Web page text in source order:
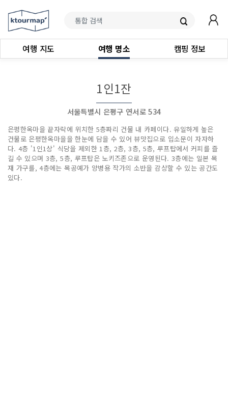
여행 지도 여행 명소 캠핑 정보
1인1잔
서울특별시 은평구 연서로 534
은평한옥마을 끝자락에 위치한 5층짜리 건물 내 카페이다. 유일하게 높은
건물로 은평한옥마을을 한눈에 담을 수 있어 뷰맛집으로 입소문이 자자하
다. 4층 '1인1상' 식당을 제외한 1층, 2층, 3층, 5층, 루프탑에서 커피를 즐
길 수 있으며 3층, 5층, 루프탑은 노키즈존으로 운영된다. 3층에는 일본 목
재 가구를, 4층에는 목공예가 양병용 작가의 소반을 감상할 수 있는 공간도
있다.